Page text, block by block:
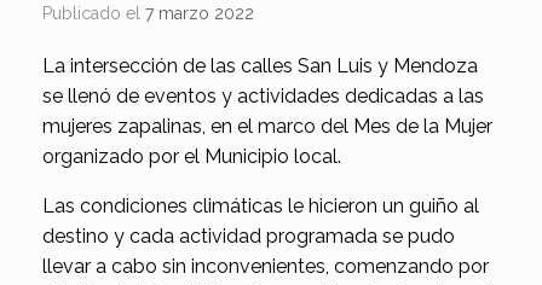
Publicado el 7 marzo 2022
La intersección de las calles San Luis y Mendoza
se llenó de eventos y actividades dedicadas a las
mujeres zapalinas, en el marco del Mes de la Mujer
organizado por el Municipio local.
Las condiciones climáticas le hicieron un guiño al
destino y cada actividad programada se pudo
llevar a cabo sin inconvenientes, comenzando por